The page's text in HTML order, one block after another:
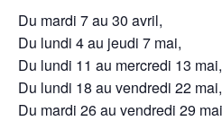
Du mardi 7 au 30 avril,
Du lundi 4 au jeudi 7 mai,
Du lundi 11 au mercredi 13 mai,
Du lundi 18 au vendredi 22 mai,
Du mardi 26 au vendredi 29